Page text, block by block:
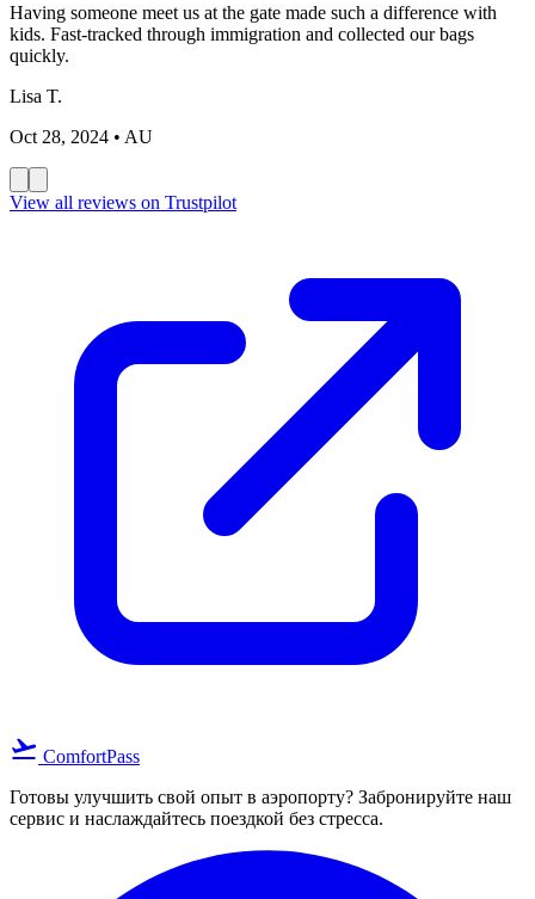
Having someone meet us at the gate made such a difference with
kids. Fast-tracked through immigration and collected our bags
quickly.
Lisa T.
Oct 28, 2024 • AU
View all reviews on Trustpilot
flight_takeoff ComfortPass
Готовы улучшить свой опыт в аэропорту? Забронируйте наш
сервис и наслаждайтесь поездкой без стресса.